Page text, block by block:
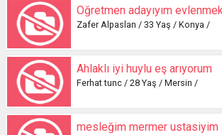
Zafer Alpaslan / 33 Yaş / Konya /
Ahlaklı iyi huylu eş arıyorum
Ferhat tunc / 28 Yaş / Mersin /